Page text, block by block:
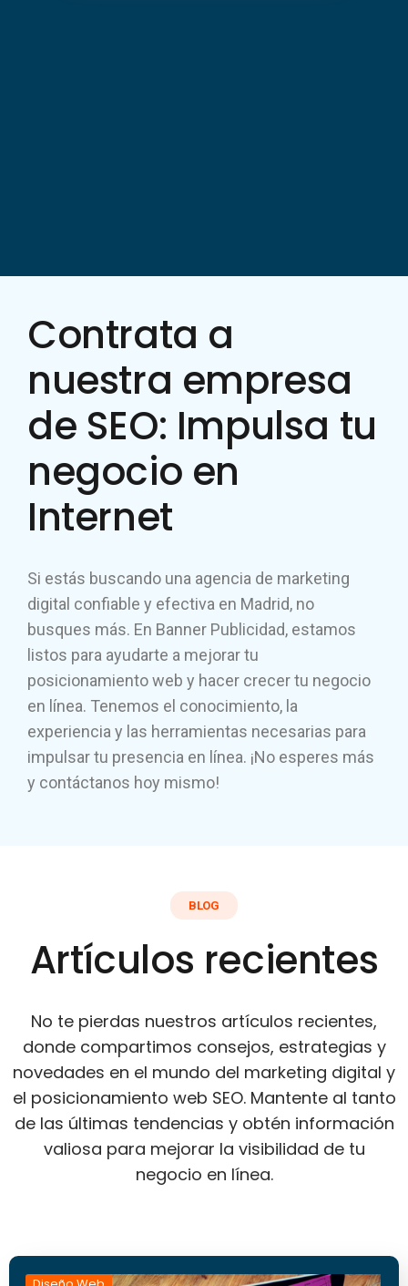
Contrata a
nuestra empresa
de SEO: Impulsa tu
negocio en
Internet
Si estás buscando una agencia de marketing
digital confiable y efectiva en Madrid, no
busques más. En Banner Publicidad, estamos
listos para ayudarte a mejorar tu
posicionamiento web y hacer crecer tu negocio
en línea. Tenemos el conocimiento, la
experiencia y las herramientas necesarias para
impulsar tu presencia en línea. ¡No esperes más
y contáctanos hoy mismo!
BLOG
Artículos recientes
No te pierdas nuestros artículos recientes,
donde compartimos consejos, estrategias y
novedades en el mundo del marketing digital y
el posicionamiento web SEO. Mantente al tanto
de las últimas tendencias y obtén información
valiosa para mejorar la visibilidad de tu
negocio en línea.